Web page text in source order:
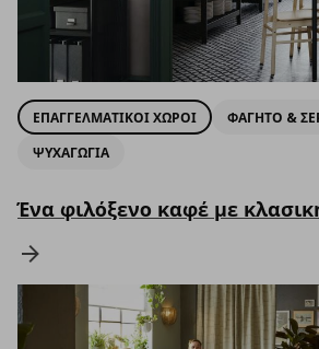
ΕΠΑΓΓΕΛΜΑΤΙΚΟΙ ΧΩΡΟΙ
ΦΑΓΗΤΟ &
ΨΥΧΑΓΩΓΙΑ
Ένα φιλόξενο καφέ με